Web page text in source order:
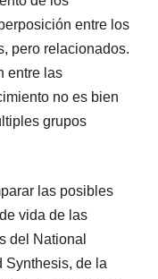
entre los
pero relacionados.
entre las
no es bien
grupos
las posibles
vida de las
del National
Synthesis, de la